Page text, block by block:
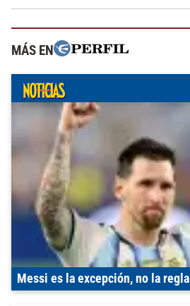
MÁS EN
Messi es la excepción, no la regla